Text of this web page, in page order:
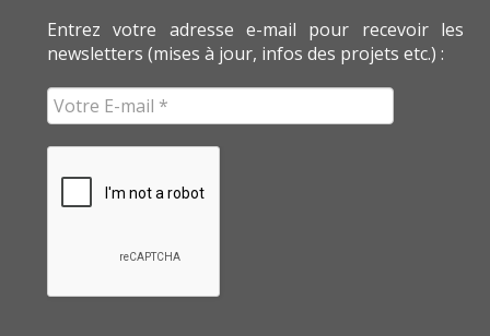
Entrez votre adresse e-mail pour recevoir les
newsletters (mises à jour, infos des projets etc.) :